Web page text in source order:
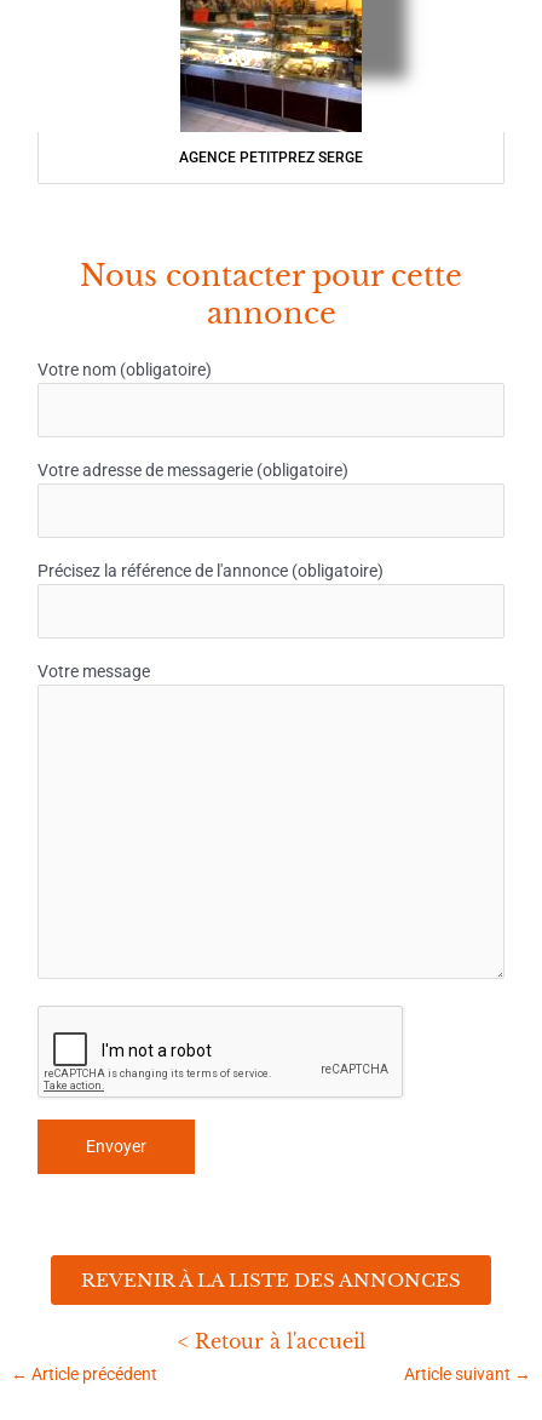
AGENCE PETITPREZ SERGE
Nous contacter pour cette
annonce
Votre nom (obligatoire)
Votre adresse de messagerie (obligatoire)
Précisez la référence de l'annonce (obligatoire)
Votre message
REVENIR À LA LISTE DES ANNONCES
< Retour à l'accueil
← Article précédent Article suivant →